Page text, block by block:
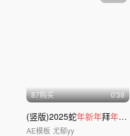
87购买 0'38
(竖版)2025蛇年新年拜年视频
AE模板 尤郁yy